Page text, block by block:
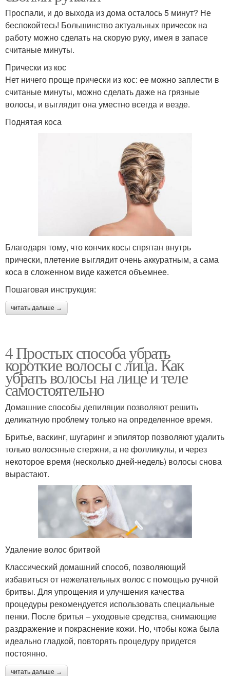
Проспали, и до выхода из дома осталось 5 минут? Не
беспокойтесь! Большинство актуальных причесок на
работу можно сделать на скорую руку, имея в запасе
считаные минуты.
Прически из кос
Нет ничего проще прически из кос: ее можно заплести в
считаные минуты, можно сделать даже на грязные
волосы, и выглядит она уместно всегда и везде.
Поднятая коса
Благодаря тому, что кончик косы спрятан внутрь
прически, плетение выглядит очень аккуратным, а сама
коса в сложенном виде кажется объемнее.
Пошаговая инструкция:
читать дальше →
4 Простых способа убрать
короткие волосы с лица. Как
убрать волосы на лице и теле
самостоятельно
Домашние способы депиляции позволяют решить
деликатную проблему только на определенное время.
Бритье, васкинг, шугаринг и эпилятор позволяют удалить
только волосяные стержни, а не фолликулы, и через
некоторое время (несколько дней-недель) волосы снова
вырастают.
Удаление волос бритвой
Классический домашний способ, позволяющий
избавиться от нежелательных волос с помощью ручной
бритвы. Для упрощения и улучшения качества
процедуры рекомендуется использовать специальные
пенки. После бритья – уходовые средства, снимающие
раздражение и покраснение кожи. Но, чтобы кожа была
идеально гладкой, повторять процедуру придется
постоянно.
читать дальше →